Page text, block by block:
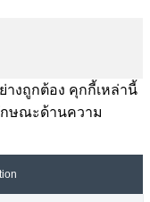
างถูกต้อง คุกกี้เหล่านี้
ษณะด้านความ